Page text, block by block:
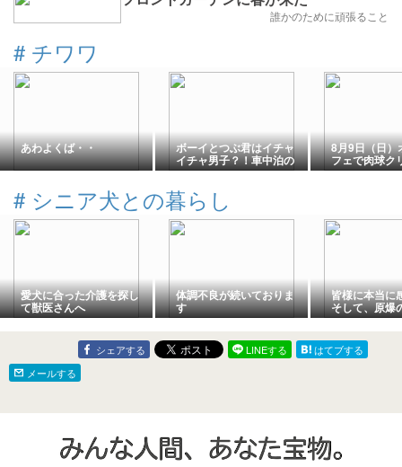
誰かのために頑張ること
# チワワ
あわよくば・・ ボーイとつぶ君はイチャ
イチャ男子？！車中泊の
ご飯♪
8月9日（日）
フェで肉球ク
売します
# シニア犬との暮らし
愛犬に合った介護を探し
て獣医さんへ
体調不良が続いておりま
す
皆様に本当に
そして、原爆
て。
シェアする LINEする
はてブする
メールする